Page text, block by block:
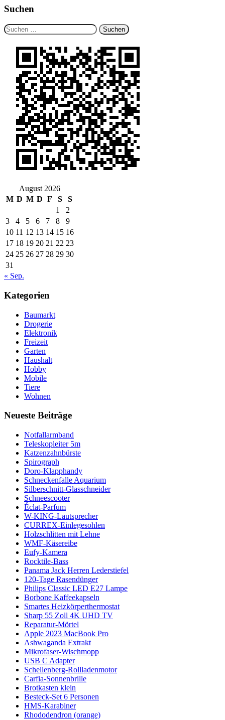
Suchen
Suchen
nach:
August 2026
M D M D F S
S
1
2
3
4 5 6 7 8
9
10 11 12 13 14 15 16
17 18 19 20 21 22 23
24 25 26 27 28 29 30
31
« Sep.
Kategorien
Baumarkt
Drogerie
Elektronik
Freizeit
Garten
Haushalt
Hobby
Mobile
Tiere
Wohnen
Neueste Beiträge
Notfallarmband
Teleskopleiter 5m
Katzenzahnbürste
Spirograph
Doro-Klapphandy
Schneckenfalle Aquarium
Silberschnitt-Glasschneider
Schneescooter
Éclat-Parfum
W-KING-Lautsprecher
CURREX-Einlegesohlen
Holzschlitten mit Lehne
WMF-Käsereibe
Eufy-Kamera
Rocktile-Bass
Panama Jack Herren Lederstiefel
120-Tage Rasendünger
Philips Classic LED E27 Lampe
Borbone Kaffeekapseln
Smartes Heizkörperthermostat
Sharp 55 Zoll 4K UHD TV
Reparatur-Mörtel
Apple 2023 MacBook Pro
Ashwaganda Extrakt
Mikrofaser-Wischmopp
USB C Adapter
Schellenberg-Rollladenmotor
Carfia-Sonnenbrille
Brotkasten klein
Besteck-Set 6 Personen
HMS-Karabiner
Rhododendron (orange)